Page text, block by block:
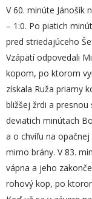
V 60. minúte Jánošík
– 1:0. Po piatich
pred striedajúceho
Vzápätí odpovedali
kopom, po ktorom
získala Ruža priamy
bližšej žrdi a
deviatich minútach
a o chvíľu na
mimo brány. V 83.
vápna a jeho
rohový kop, po